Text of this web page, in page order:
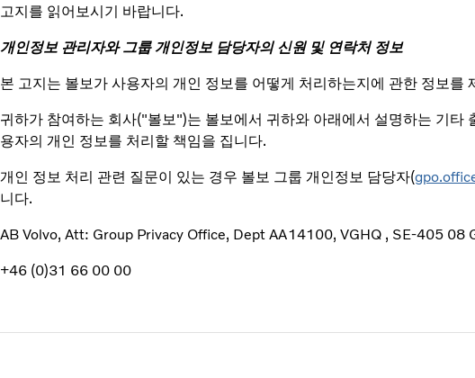
고지를 읽어보시기 바랍니다.
개인정보 관리자와 그룹 개인정보 담당자의 신원 및 연락처 정보
본 고지는 볼보가 사용자의 개인 정보를 어떻게 처리하는지에 관한 정보를
귀하가 참여하는 회사("볼보")는 볼보에서 귀하와 아래에서 설명하는 기
용자의 개인 정보를 처리할 책임을 집니다.
개인 정보 처리 관련 질문이 있는 경우 볼보 그룹 개인정보 담당자(
니다.
AB Volvo, Att: Group Privacy Office, Dept AA14100, VGHQ , SE-405 08
+46 (0)31 66 00 00